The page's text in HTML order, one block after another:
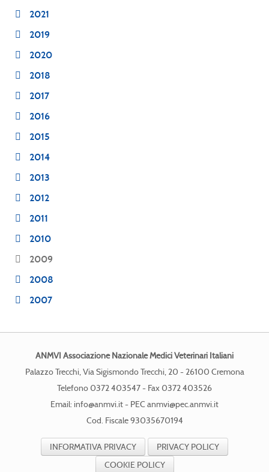
2021
2019
2020
2018
2017
2016
2015
2014
2013
2012
2011
2010
2009
2008
2007
ANMVI Associazione Nazionale Medici Veterinari Italiani
Palazzo Trecchi, Via Sigismondo Trecchi, 20 - 26100 Cremona
Telefono 0372 403547 - Fax 0372 403526
Email: info@anmvi.it- PEC anmvi@pec.anmvi.it
Cod. Fiscale 93035670194
INFORMATIVA PRIVACY
PRIVACY POLICY
COOKIE POLICY